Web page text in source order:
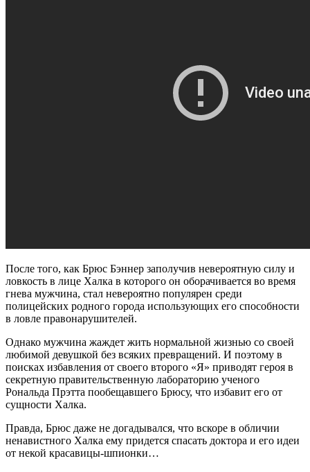
После того, как Брюс Бэннер заполучив невероятную силу и
ловкость в лице Халка в которого он оборачивается во время
гнева мужчина, стал невероятно популярен среди
полицейских родного города использующих его способности
в ловле правонарушителей.
Однако мужчина жаждет жить нормальной жизнью со своей
любимой девушкой без всяких превращений. И поэтому в
поисках избавления от своего второго «Я» приводят героя в
секретную правительственную лабораторию ученого
Рональда Прэтта пообещавшего Брюсу, что избавит его от
сущности Халка.
Правда, Брюс даже не догадывался, что вскоре в обличии
ненавистного Халка ему придется спасать доктора и его идеи
от некой красавицы-шпионки…